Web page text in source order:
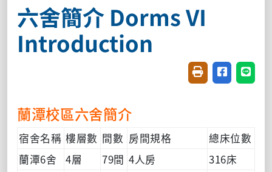
六舍簡介 Dorms VI
Introduction
友善列印(開新視
分享至臉書
分享
蘭潭校區六舍簡介
宿舍名稱 樓層數 間數 房間規格
總床位數
蘭潭6舍
4層 79間 4人房
316床